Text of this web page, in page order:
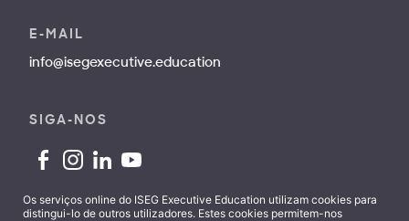
E-MAIL
info@isegexecutive.education
SIGA-NOS
Os serviços online do ISEG Executive Education utilizam cookies para
distingui-lo de outros utilizadores. Estes cookies permitem-nos